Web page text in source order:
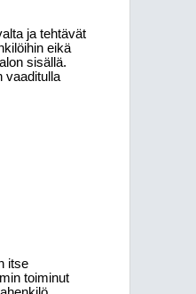
ja tehtävät
eikä
sisällä.
vaaditulla
itse
toiminut